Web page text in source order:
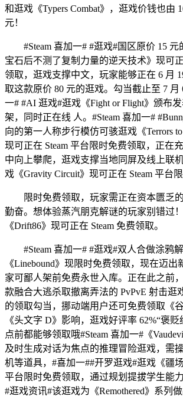
和逛戏《Typers Combat》，逛戏价钱也由
元！
#Steam 喜加一# #逛戏#国区原价 15 元
宝石后不测了复制力量的逆天技术》现可
领取，逛戏支撑中文，玩家能够正在 6 月
取这款原价 80 元的逛戏。勾当截止至 7 月
一# #AI 逛戏#逛戏《Fight or Flight》颁布
架，同时正在线 人。#Steam 喜加一#
向的第一人称步行模仿可骇逛戏《Terrors to
现可正在 Steam 平台限时免费领取，正在
中向上攀爬，逛戏支撑当地同屏及线上联
戏《Gravity Circuit》现可正在 Steam 平台
限时免费领取，玩家需正在资本匮乏
勤奋。想体验蒸汽朋克解谜的玩家别错过
《Drift86》现可正在 Steam 免费领取。
#Steam 喜加一# #逛戏#双人合做涂鸦
《Linebound》现限时免费领取，现在迈
家可鄙人架前免费永世入库。正在此之前
款融合大逃杀取撤离弄法的 PvPvE 射击逛
的领取勾当，挪动端用户还可免费领取《
《头文字 D》影响，逛戏好评率 62%“褒贬
点前都能够领取哦#Steam 喜加一#《
及时生成对话为焦点的推理冒险逛戏，需
机等道具，#喜加一##开罗逛戏#逛戏《疆
平台限时免费领取，通过规划提拔学生能
#逛戏资讯#该逛戏为《Remothered》系列做